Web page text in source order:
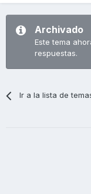
Archivado
Este tema
respuestas.
Ir a la lista de